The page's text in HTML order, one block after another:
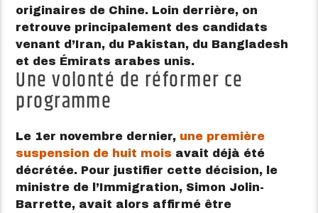
originaires de Chine. Loin derrière, on
retrouve principalement des candidats
venant d’Iran, du Pakistan, du Bangladesh
et des Émirats arabes unis.
Une volonté de réformer ce
programme
Le 1er novembre dernier, une première
suspension de huit mois avait déjà été
décrétée. Pour justifier cette décision, le
ministre de l’Immigration, Simon Jolin-
Barrette, avait alors affirmé être